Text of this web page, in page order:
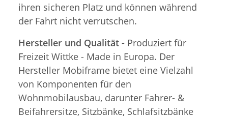
ihren sicheren Platz und können während
der Fahrt nicht verrutschen.
Hersteller und Qualität - Produziert für
Freizeit Wittke - Made in Europa. Der
Hersteller Mobiframe bietet eine Vielzahl
von Komponenten für den
Wohnmobilausbau, darunter Fahrer- &
Beifahrersitze, Sitzbänke, Schlafsitzbänke